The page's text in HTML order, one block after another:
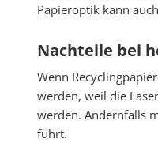
Papieroptik kann
Nachteile bei
Wenn
werden, weil die
werden. Andernfalls
führt.
Essenzielle Cookies
Google Maps
Matomo-Statistik